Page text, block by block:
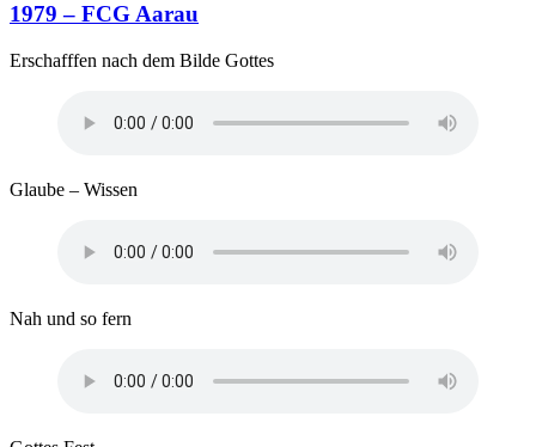
1979 – FCG Aarau
Erschafffen nach dem Bilde Gottes
Glaube – Wissen
Nah und so fern